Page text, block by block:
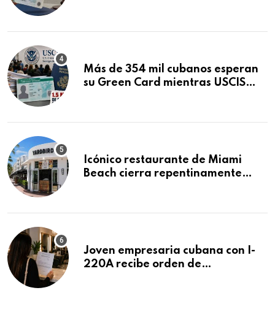
Más de 354 mil cubanos esperan
su Green Card mientras USCIS
Icónico restaurante de Miami
Beach cierra repentinamente
Joven empresaria cubana con I-
220A recibe orden de